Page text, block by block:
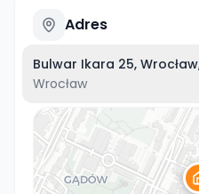
Adres
Bulwar Ikara 25,
Wrocław